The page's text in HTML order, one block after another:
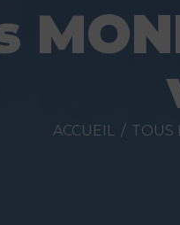
ACCUEIL TOUS